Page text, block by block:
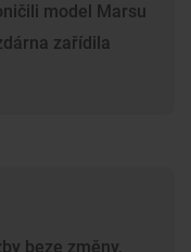
model Marsu
zařídila
beze změny,